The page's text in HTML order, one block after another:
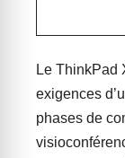
Le ThinkPad
exigences
phases de